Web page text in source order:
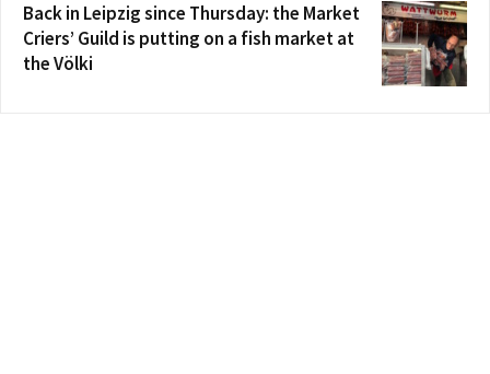
Back in Leipzig since Thursday: the Market
Criers’ Guild is putting on a fish market at
the Völki